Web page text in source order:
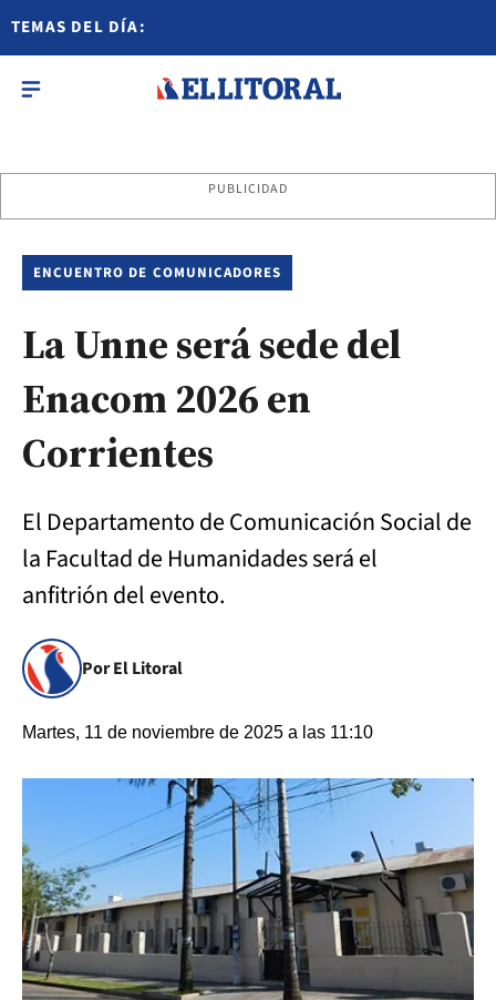
TEMAS DEL DÍA:
PUBLICIDAD
ENCUENTRO DE COMUNICADORES
La Unne será sede del
Enacom 2026 en
Corrientes
El Departamento de Comunicación Social de
la Facultad de Humanidades será el
anfitrión del evento.
Por El Litoral
Martes, 11 de noviembre de 2025 a las 11:10